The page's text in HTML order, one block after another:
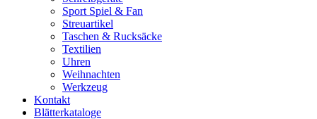
Sport Spiel & Fan
Streuartikel
Taschen & Rucksäcke
Textilien
Uhren
Weihnachten
Werkzeug
Kontakt
Blätterkataloge